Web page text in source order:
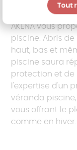
Abri de
AKENA vous
piscine. Abris
haut, bas et
piscine saura
protection et de
l'expertise d'un
véranda
vous offrant le
comme en hiver.
Tout